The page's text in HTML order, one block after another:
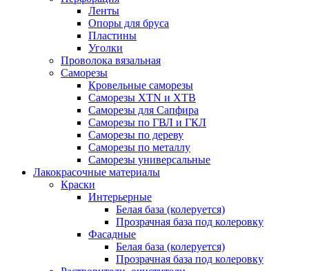
Ленты
Опоры для бруса
Пластины
Уголки
Проволока вязальная
Саморезы
Кровельные саморезы
Саморезы XTN и ХTB
Саморезы для Сапфира
Саморезы по ГВЛ и ГКЛ
Саморезы по дереву
Саморезы по металлу
Саморезы универсальные
Лакокрасочные материалы
Краски
Интерьерные
Белая база (колеруется)
Прозрачная база под колеровку
Фасадные
Белая база (колеруется)
Прозрачная база под колеровку